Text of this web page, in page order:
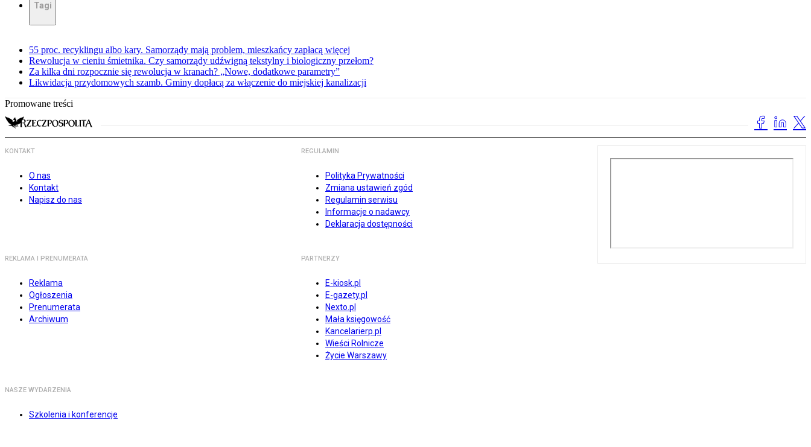
Tagi
55 proc. recyklingu albo kary. Samorządy mają problem, mieszkańcy zapłacą więcej
Rewolucja w cieniu śmietnika. Czy samorządy udźwigną tekstylny i biologiczny przełom?
Za kilka dni rozpocznie się rewolucja w kranach? „Nowe, dodatkowe parametry”
Likwidacja przydomowych szamb. Gminy dopłacą za włączenie do miejskiej kanalizacji
Promowane treści
KONTAKT
O nas
Kontakt
Napisz do nas
REGULAMIN
Polityka Prywatności
Zmiana ustawień zgód
Regulamin serwisu
Informacje o nadawcy
Deklaracja dostępności
REKLAMA I PRENUMERATA
Reklama
Ogłoszenia
Prenumerata
Archiwum
PARTNERZY
E-kiosk.pl
E-gazety.pl
Nexto.pl
Mała księgowość
Kancelarierp.pl
Wieści Rolnicze
Życie Warszawy
NASZE WYDARZENIA
Szkolenia i konferencje